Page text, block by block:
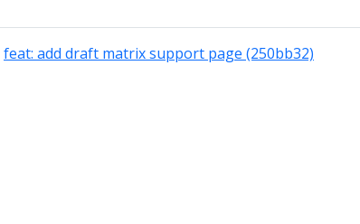
feat: add draft matrix support page (250bb32)